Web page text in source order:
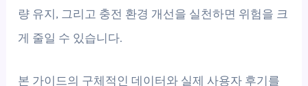
량 유지, 그리고 충전 환경 개선을 실천하면 위험을 크
게 줄일 수 있습니다.
본 가이드의 구체적인 데이터와 실제 사용자 후기를